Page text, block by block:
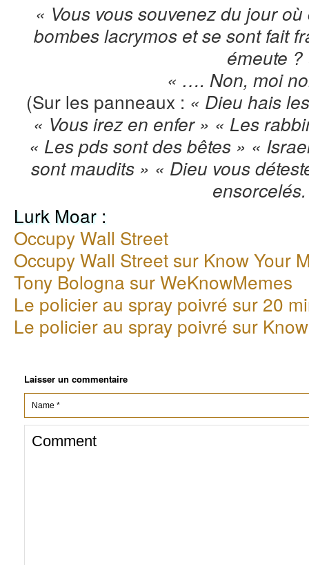
« Vous vous souvenez du jour
bombes lacrymos et se sont fait
émeute ?
« …. Non, moi
(Sur les panneaux : « Dieu hais
« Vous irez en enfer » « Les
« Les pds sont des bêtes » «
sont maudits » « Dieu vous
ensorcelés.
Lurk Moar :
Occupy Wall Street
Occupy Wall Street sur Know Your
Tony Bologna sur WeKnowMemes
Le policier au spray poivré sur 20
Le policier au spray poivré sur
Laisser un commentaire